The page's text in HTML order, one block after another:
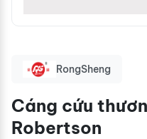
RongSheng
Cáng cứu
Robertson